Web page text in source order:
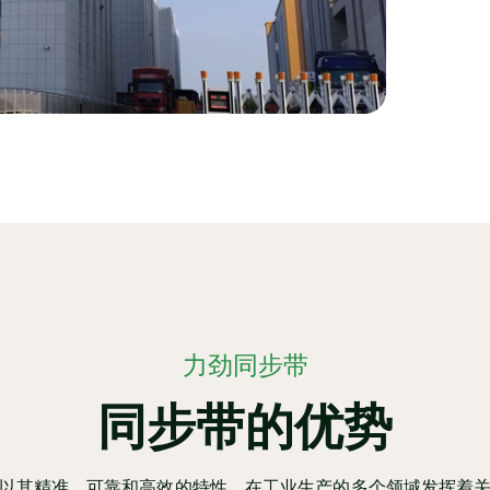
力劲同步带
同步带的优势